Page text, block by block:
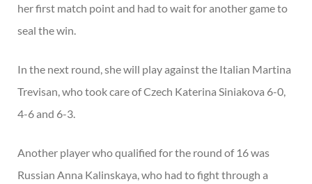
her first match point and had to wait for another game to
seal the win.
In the next round, she will play against the Italian Martina
Trevisan, who took care of Czech Katerina Siniakova 6-0,
4-6 and 6-3.
Another player who qualified for the round of 16 was
Russian Anna Kalinskaya, who had to fight through a